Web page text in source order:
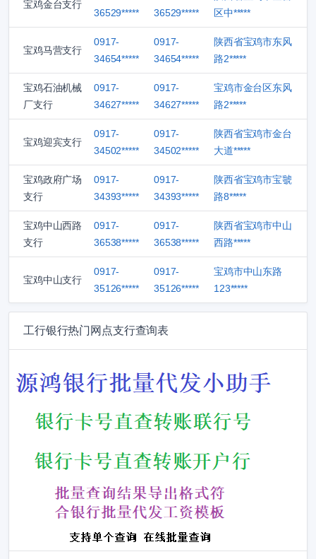
宝鸡金台支行
36529*****
36529*****
区中*****
宝鸡马营支行
0917-
34654*****
0917-
34654*****
陕西省宝鸡市东风
路2*****
宝鸡石油机械
厂支行
0917-
34627*****
0917-
34627*****
宝鸡市金台区东风
路2*****
宝鸡迎宾支行
0917-
34502*****
0917-
34502*****
陕西省宝鸡市金台
大道*****
宝鸡政府广场
支行
0917-
34393*****
0917-
34393*****
陕西省宝鸡市宝虢
路8*****
宝鸡中山西路
支行
0917-
36538*****
0917-
36538*****
陕西省宝鸡市中山
西路*****
宝鸡中山支行
0917-
35126*****
0917-
35126*****
宝鸡市中山东路
123*****
工行银行热门网点支行查询表